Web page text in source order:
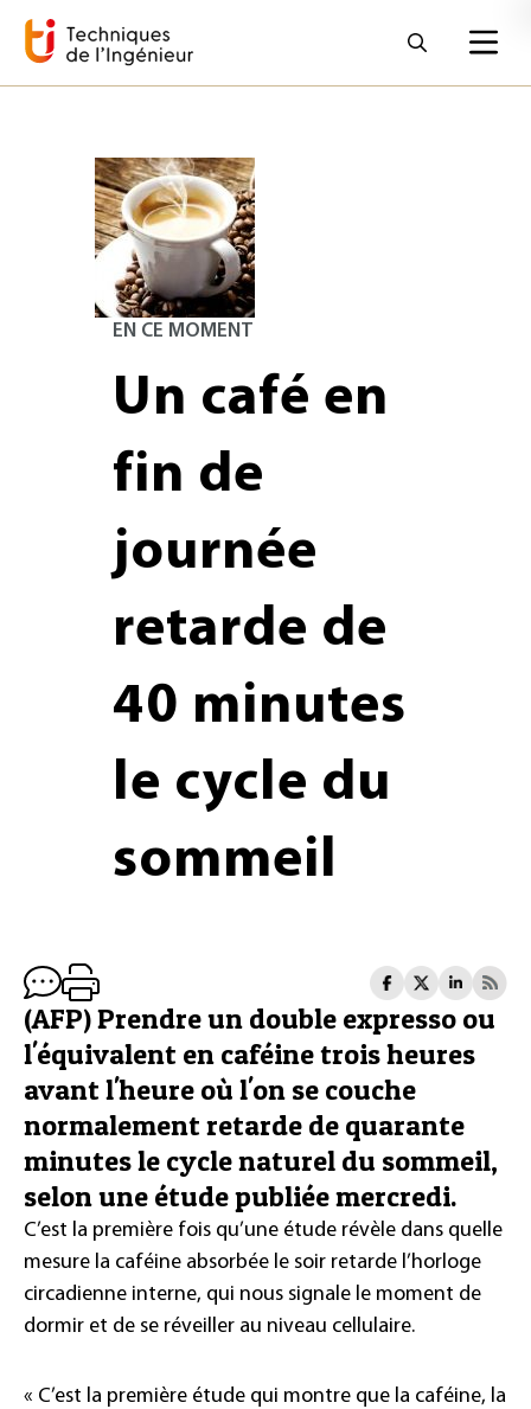
EN CE MOMENT
Un café en
fin de
journée
retarde de
40 minutes
le cycle du
sommeil
(AFP) Prendre un double expresso ou
l'équivalent en caféine trois heures
avant l'heure où l'on se couche
normalement retarde de quarante
minutes le cycle naturel du sommeil,
selon une étude publiée mercredi.
C’est la première fois qu’une étude révèle dans quelle
mesure la caféine absorbée le soir retarde l’horloge
circadienne interne, qui nous signale le moment de
dormir et de se réveiller au niveau cellulaire.
« C’est la première étude qui montre que la caféine, la